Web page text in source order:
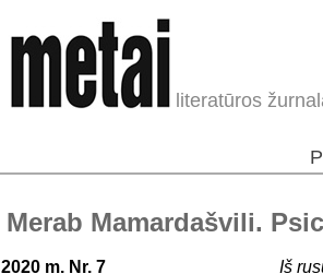
literatūros
Merab Mamardašvili.
2020 m. Nr. 7 Iš